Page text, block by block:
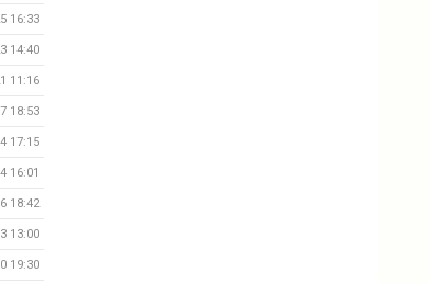
16:33
14:40
11:16
18:53
17:15
16:01
18:42
13:00
19:30